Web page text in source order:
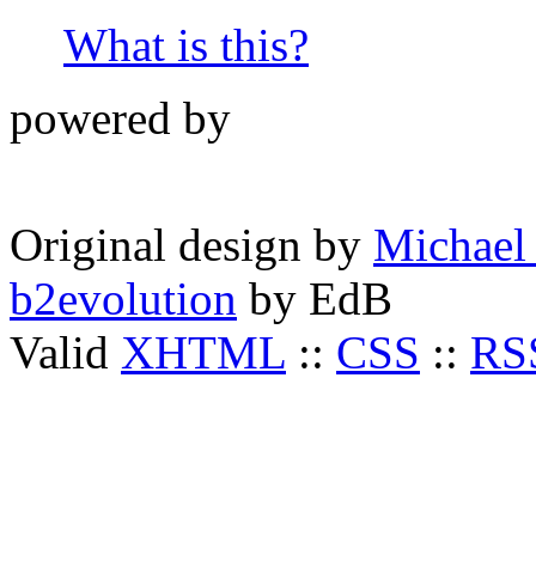
What is this?
powered by
Original design by
b2evolution by EdB
Valid XHTML :: CSS ::